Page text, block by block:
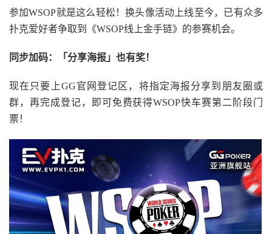
参加WSOP就是这么轻松！换头像活动上线至今，已有众多
扑克爱好者争取到《WSOP线上金手链》的参赛机会。
同步加码：「分享海报」也有奖！
现在只要上GG官网登记区，将指定海报分享到朋友圈或
群，再完成登记，即可免费获得WSOP快车赛第二阶段门
票！